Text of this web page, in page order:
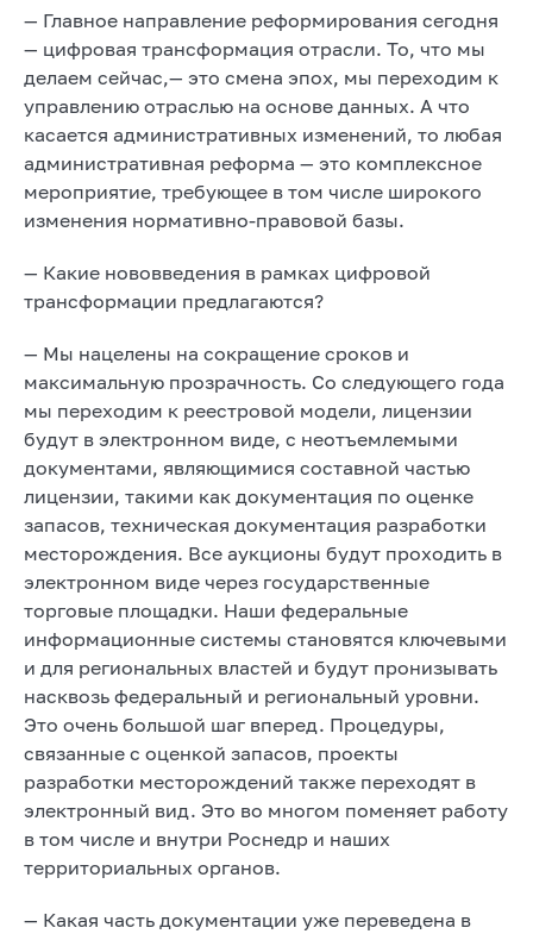
— Главное направление реформирования сегодня
— цифровая трансформация отрасли. То, что мы
делаем сейчас,— это смена эпох, мы переходим к
управлению отраслью на основе данных. А что
касается административных изменений, то любая
административная реформа — это комплексное
мероприятие, требующее в том числе широкого
изменения нормативно-правовой базы.
— Какие нововведения в рамках цифровой
трансформации предлагаются?
— Мы нацелены на сокращение сроков и
максимальную прозрачность. Со следующего года
мы переходим к реестровой модели, лицензии
будут в электронном виде, с неотъемлемыми
документами, являющимися составной частью
лицензии, такими как документация по оценке
запасов, техническая документация разработки
месторождения. Все аукционы будут проходить в
электронном виде через государственные
торговые площадки. Наши федеральные
информационные системы становятся ключевыми
и для региональных властей и будут пронизывать
насквозь федеральный и региональный уровни.
Это очень большой шаг вперед. Процедуры,
связанные с оценкой запасов, проекты
разработки месторождений также переходят в
электронный вид. Это во многом поменяет работу
в том числе и внутри Роснедр и наших
территориальных органов.
— Какая часть документации уже переведена в